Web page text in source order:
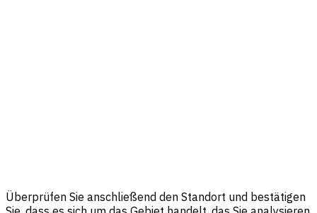
Überprüfen Sie anschließend den Standort und bestätigen